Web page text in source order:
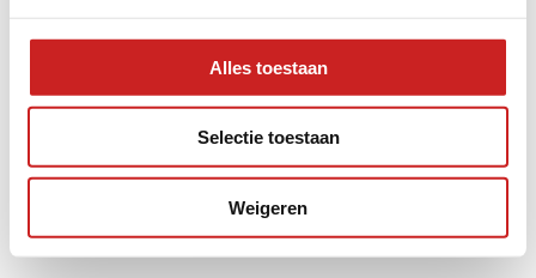
Alles toestaan
Selectie toestaan
Weigeren